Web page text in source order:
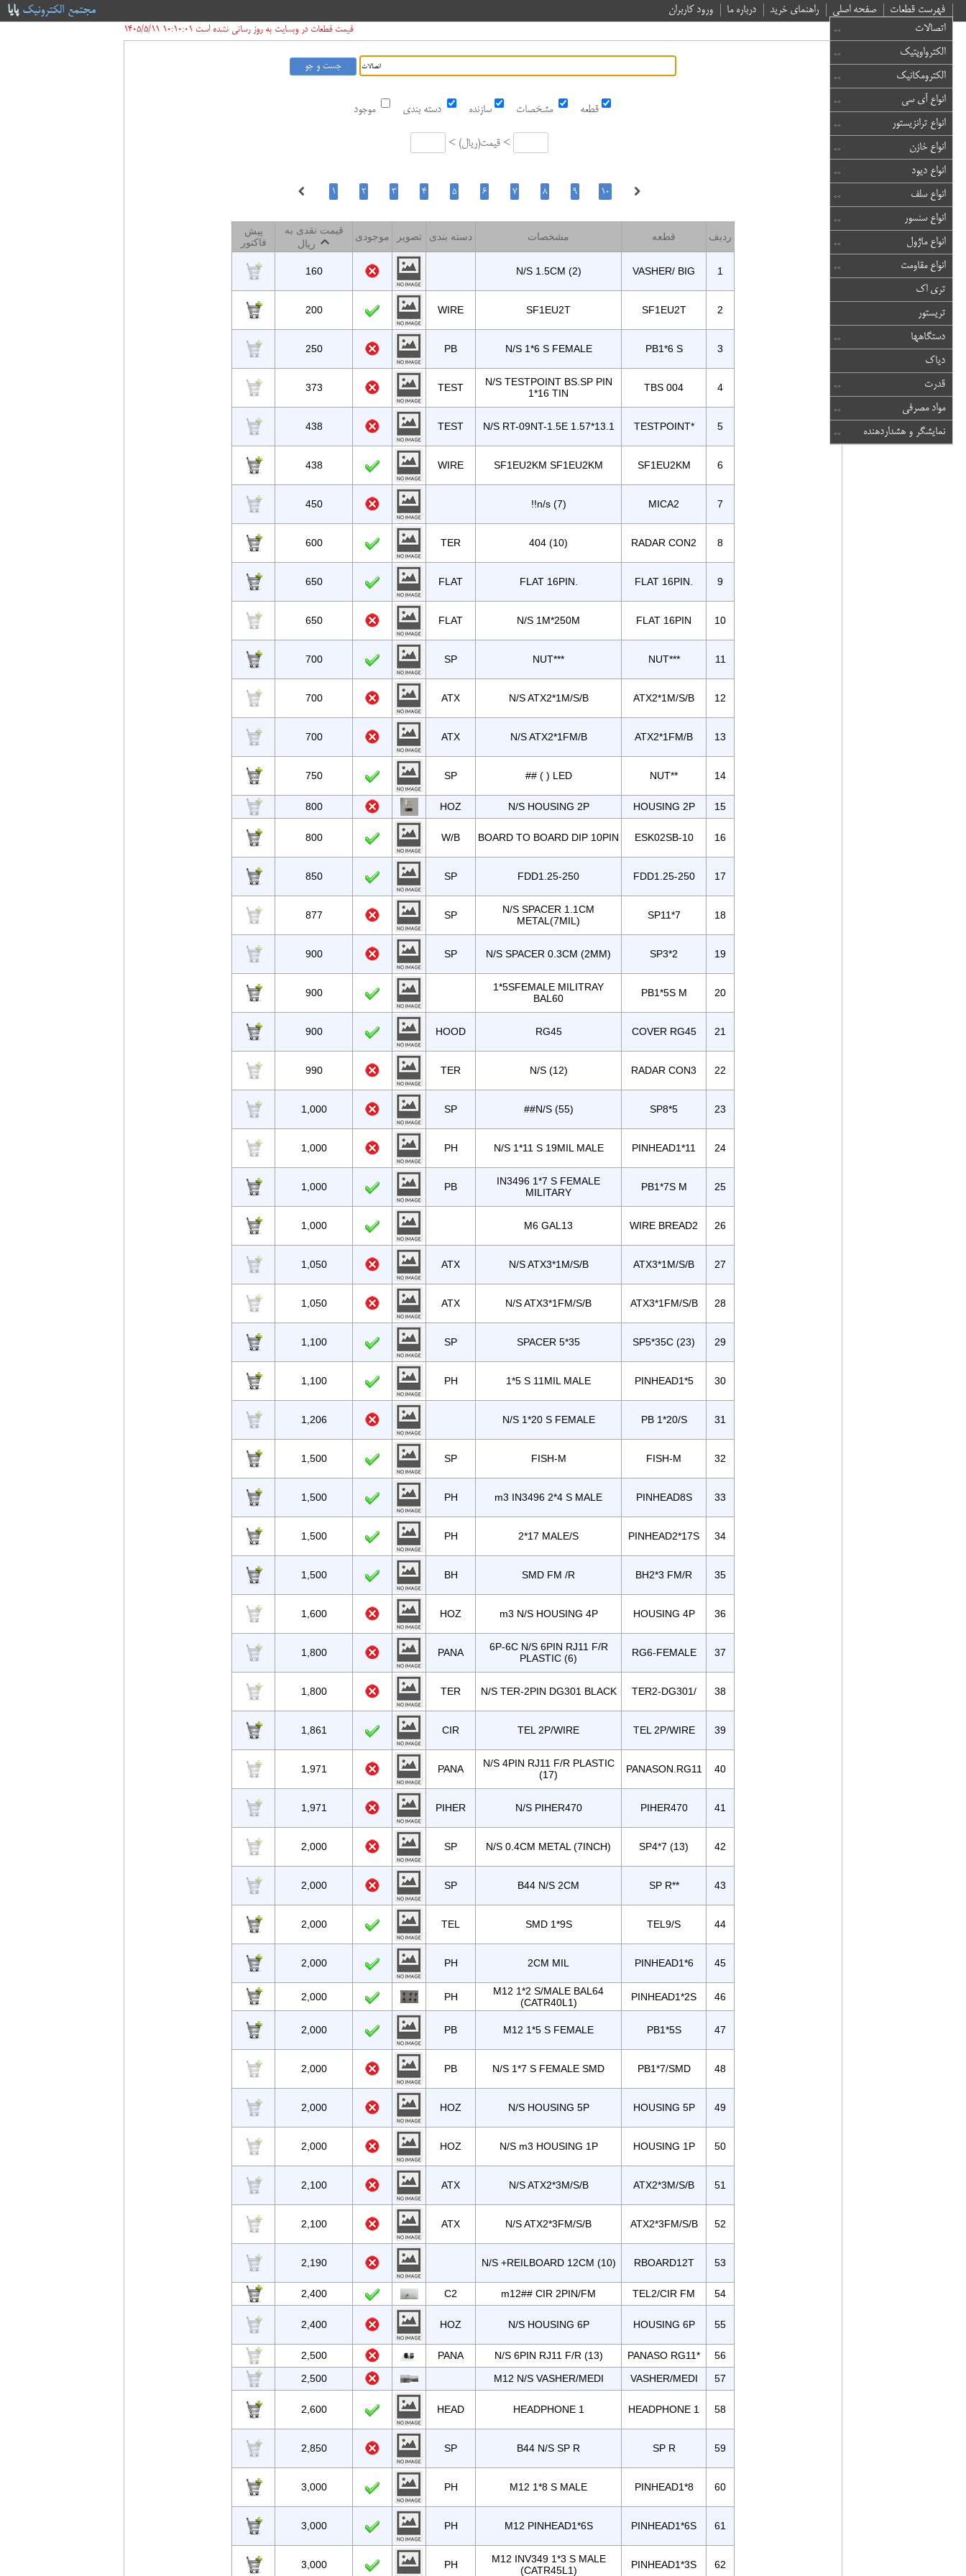
فهرست قطعات
اتصالات
الکترواوپتیک
الکترومکانیک
انواع آی سی
انواع ترانزیستور
انواع خازن
انواع دیود
انواع سلف
انواع سنسور
انواع ماژول
انواع مقاومت
تری اک
تریستور
دستگاهها
دیاک
قدرت
مواد مصرفی
نمایشگر و هشداردهنده
صفحه اصلی راهنمای خرید درباره ما ورود کاربران مجتمع الکترونیکپایا
قیمت قطعات در وبسایت به روز رسانی نشده است 10:10:01 1405/5/11
موجود دسته بندی سازنده مشخصات قطعه
< ریال قیمت <
پیش
فاکتور
قیمت نقدی به
موجودی تصویر دسته بندی مشخصات قطعه ردیف
160 N/S 1.5CM (2) VASHER/ BIG 1
200 WIRE SF1EU2T SF1EU2T 2
250 PB N/S 1*6 S FEMALE PB1*6 S 3
373 TEST
N/S TESTPOINT BS.SP PIN
1*16 TIN
TBS 004 4
438 TEST N/S RT-09NT-1.5E 1.57*13.1 TESTPOINT* 5
438 WIRE SF1EU2KM SF1EU2KM SF1EU2KM 6
450 !!n/s (7) MICA2 7
600 TER 404 (10) RADAR CON2 8
650 FLAT FLAT 16PIN. FLAT 16PIN. 9
650 FLAT N/S 1M*250M FLAT 16PIN 10
700 SP NUT*** NUT*** 11
700 ATX N/S ATX2*1M/S/B ATX2*1M/S/B 12
700 ATX N/S ATX2*1FM/B ATX2*1FM/B 13
750 SP ## ( ) LED NUT** 14
800 HOZ N/S HOUSING 2P HOUSING 2P 15
800 W/B BOARD TO BOARD DIP 10PIN ESK02SB-10 16
850 SP FDD1.25-250 FDD1.25-250 17
877 SP
N/S SPACER 1.1CM
METAL(7MIL)
SP11*7 18
900 SP N/S SPACER 0.3CM (2MM) SP3*2 19
900
1*5SFEMALE MILITRAY
BAL60
PB1*5S M 20
900 HOOD RG45 COVER RG45 21
990 TER N/S (12) RADAR CON3 22
1,000 SP ##N/S (55) SP8*5 23
1,000 PH N/S 1*11 S 19MIL MALE PINHEAD1*11 24
1,000 PB
IN3496 1*7 S FEMALE
MILITARY
PB1*7S M 25
1,000 M6 GAL13 WIRE BREAD2 26
1,050 ATX N/S ATX3*1M/S/B ATX3*1M/S/B 27
1,050 ATX N/S ATX3*1FM/S/B ATX3*1FM/S/B 28
1,100 SP SPACER 5*35 SP5*35C (23) 29
1,100 PH 1*5 S 11MIL MALE PINHEAD1*5 30
1,206 N/S 1*20 S FEMALE PB 1*20/S 31
1,500 SP FISH-M FISH-M 32
1,500 PH m3 IN3496 2*4 S MALE PINHEAD8S 33
1,500 PH 2*17 MALE/S PINHEAD2*17S 34
1,500 BH SMD FM /R BH2*3 FM/R 35
1,600 HOZ m3 N/S HOUSING 4P HOUSING 4P 36
1,800 PANA
6P-6C N/S 6PIN RJ11 F/R
PLASTIC (6)
RG6-FEMALE 37
1,800 TER N/S TER-2PIN DG301 BLACK TER2-DG301/ 38
1,861 CIR TEL 2P/WIRE TEL 2P/WIRE 39
1,971 PANA
N/S 4PIN RJ11 F/R PLASTIC
(17)
PANASON.RG11 40
1,971 PIHER N/S PIHER470 PIHER470 41
2,000 SP N/S 0.4CM METAL (7INCH) SP4*7 (13) 42
2,000 SP B44 N/S 2CM SP R** 43
2,000 TEL SMD 1*9S TEL9/S 44
2,000 PH 2CM MIL PINHEAD1*6 45
2,000 PH
M12 1*2 S/MALE BAL64
(CATR40L1)
PINHEAD1*2S 46
2,000 PB M12 1*5 S FEMALE PB1*5S 47
2,000 PB N/S 1*7 S FEMALE SMD PB1*7/SMD 48
2,000 HOZ N/S HOUSING 5P HOUSING 5P 49
2,000 HOZ N/S m3 HOUSING 1P HOUSING 1P 50
2,100 ATX N/S ATX2*3M/S/B ATX2*3M/S/B 51
2,100 ATX N/S ATX2*3FM/S/B ATX2*3FM/S/B 52
2,190 N/S +REILBOARD 12CM (10) RBOARD12T 53
2,400 C2 m12## CIR 2PIN/FM TEL2/CIR FM 54
2,400 HOZ N/S HOUSING 6P HOUSING 6P 55
2,500 PANA N/S 6PIN RJ11 F/R (13) PANASO RG11*
56
2,500
M12 N/S VASHER/MEDI VASHER/MEDI 57
2,600 HEAD HEADPHONE 1 HEADPHONE 1 58
2,850 SP B44 N/S SP R SP R 59
3,000 PH M12 1*8 S MALE PINHEAD1*8 60
3,000 PH M12 PINHEAD1*6S PINHEAD1*6S 61
3,000 PH
M12 INV349 1*3 S MALE
(CATR45L1)
PINHEAD1*3S 62